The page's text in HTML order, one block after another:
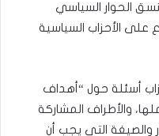
، إن منسق الحوار السياسي
الأحزاب السياسية
أسئلة حول “أهداف
والأطراف المشاركة
والصيغة التي يجب أن